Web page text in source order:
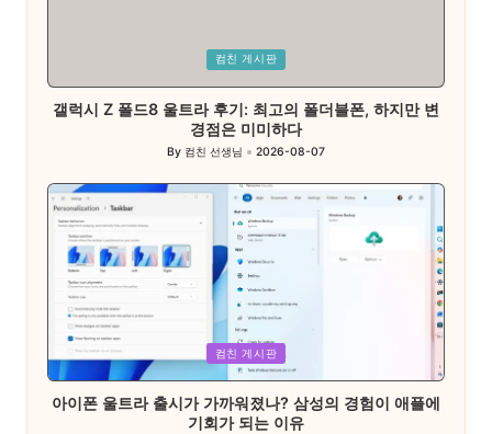
컴친 게시판
갤럭시 Z 폴드8 울트라 후기: 최고의 폴더블폰, 하지만 변
경점은 미미하다
Posted
By 컴친 선생님 2026-08-07
Posted
in
컴친 게시판
아이폰 울트라 출시가 가까워졌나? 삼성의 경험이 애플에
기회가 되는 이유